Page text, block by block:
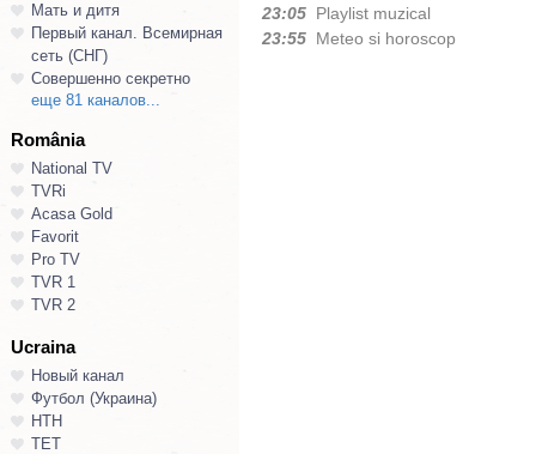
Мать и дитя
Первый канал. Всемирная
сеть (СНГ)
Совершенно секретно
еще 81 каналов...
România
National TV
TVRi
Acasa Gold
Favorit
Pro TV
TVR 1
TVR 2
Ucraina
Новый канал
Футбол (Украина)
НТН
ТЕТ
23:05 Playlist muzical
23:55 Meteo si horoscop